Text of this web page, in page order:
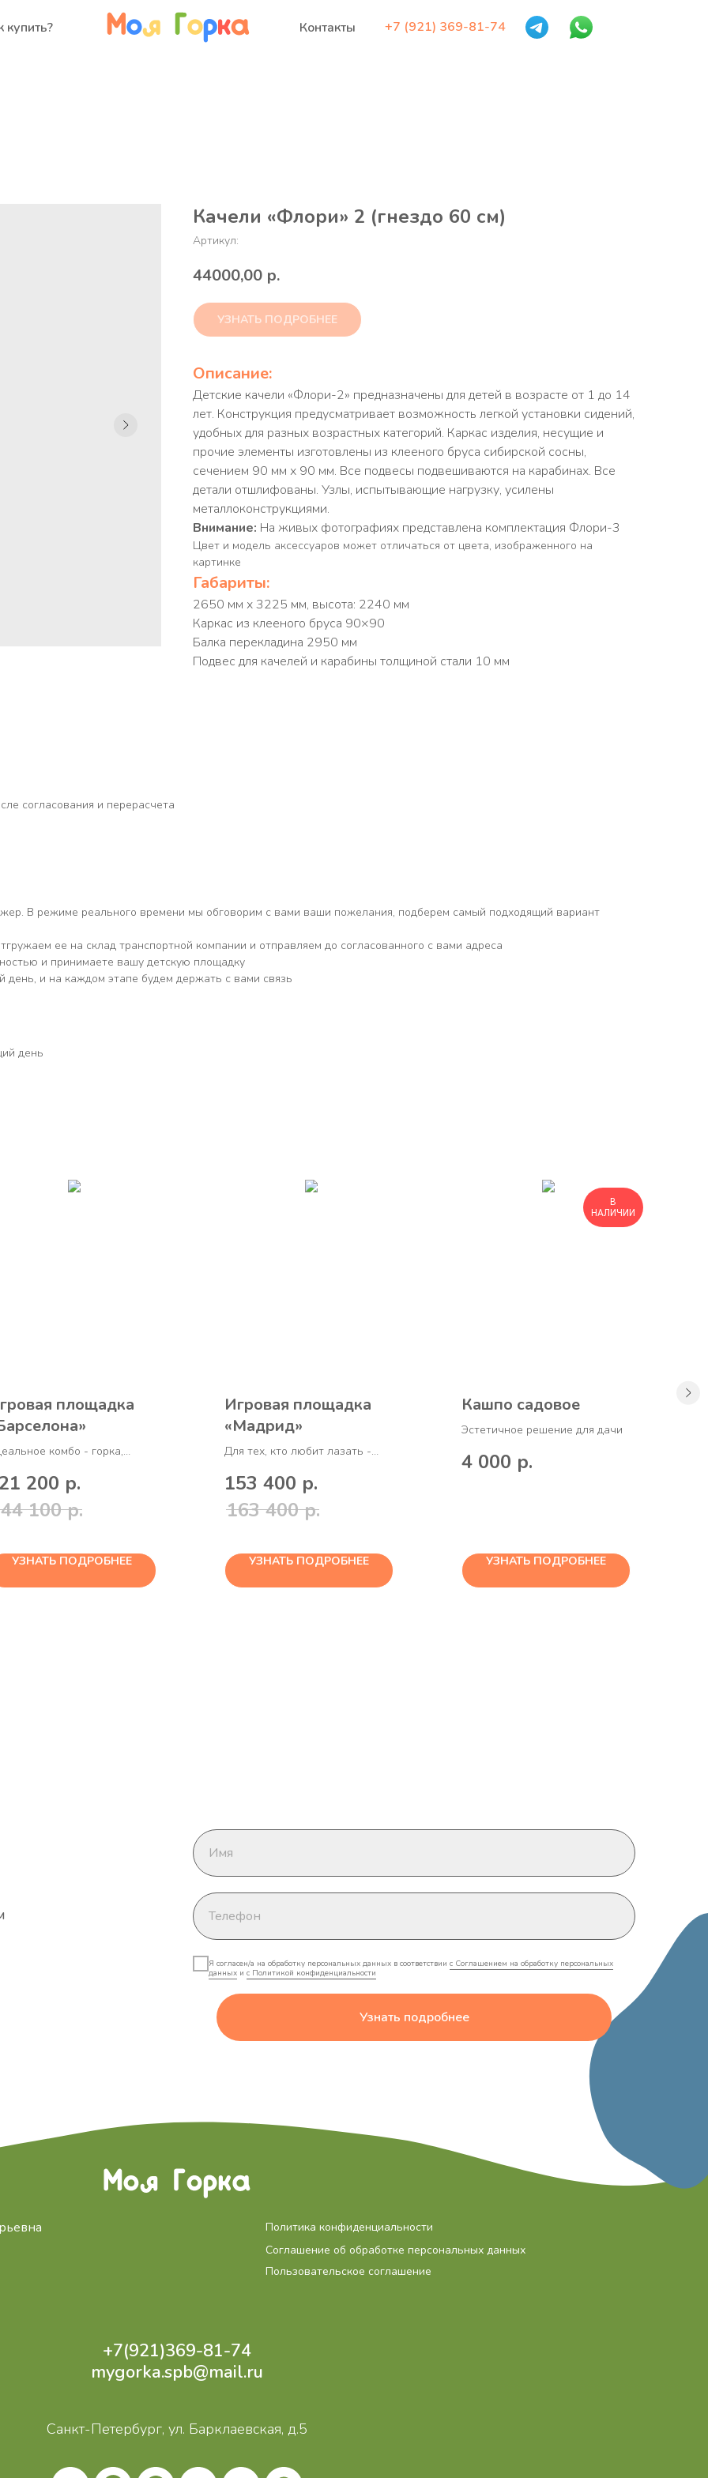
купить? +7 (921) 369-81-74
Контакты
Качели «Флори» 2 (гнездо 60 см)
Артикул:
44000,00 р.
УЗНАТЬ ПОДРОБНЕЕ
Описание:
Детские качели «Флори-2» предназначены для детей в возрасте от 1 до 14
лет. Конструкция предусматривает возможность легкой установки сидений,
удобных для разных возрастных категорий. Каркас изделия, несущие и
прочие элементы изготовлены из клееного бруса сибирской сосны,
сечением 90 мм х 90 мм. Все подвесы подвешиваются на карабинах. Все
детали отшлифованы. Узлы, испытывающие нагрузку, усилены
металлоконструкциями.
Внимание: На живых фотографиях представлена комплектация Флори-3
Цвет и модель аксессуаров может отличаться от цвета, изображенного на
картинке
Габариты:
2650 мм х 3225 мм, высота: 2240 мм
Каркас из клееного бруса 90×90
Балка перекладина 2950 мм
Подвес для качелей и карабины толщиной стали 10 мм
согласования и перерасчета
В режиме реального времени мы обговорим с вами ваши пожелания, подберем самый подходящий вариант
ее на склад транспортной компании и отправляем до согласованного с вами адреса
и принимаете вашу детскую площадку
и на каждом этапе будем держать с вами связь
день
площадка
комбо - горка,
200 р.
100 р.
УЗНАТЬ ПОДРОБНЕЕ
Игровая площадка
«Мадрид»
Для тех, кто любит лазать -
153 400 р.
163 400 р.
УЗНАТЬ ПОДРОБНЕЕ
В
НАЛИЧИИ
Кашпо садовое
Эстетичное решение для дачи
4 000 р.
УЗНАТЬ ПОДРОБНЕЕ
Имя
Телефон
Я согласен/а на обработку персональных данных в соответствии с Соглашением на обработку персональных
данных и с Политикой конфиденциальности
Узнать подробнее
Политика конфиденциальности
Соглашение об обработке персональных данных
Пользовательское соглашение
+7(921)369-81-74
mygorka.spb@mail.ru
Санкт-Петербург, ул. Барклаевская, д.5